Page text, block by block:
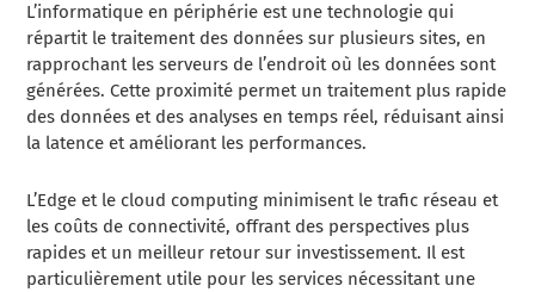
L’informatique en périphérie est une technologie qui
répartit le traitement des données sur plusieurs sites, en
rapprochant les serveurs de l’endroit où les données sont
générées. Cette proximité permet un traitement plus rapide
des données et des analyses en temps réel, réduisant ainsi
la latence et améliorant les performances.
L’Edge et le cloud computing minimisent le trafic réseau et
les coûts de connectivité, offrant des perspectives plus
rapides et un meilleur retour sur investissement. Il est
particulièrement utile pour les services nécessitant une